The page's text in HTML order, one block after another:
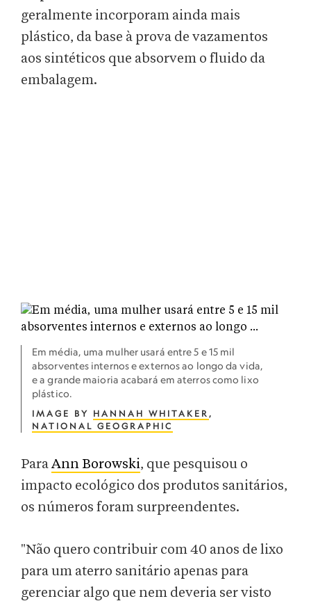
geralmente incorporam ainda mais
plástico, da base à prova de vazamentos
aos sintéticos que absorvem o fluido da
embalagem.
Em média, uma mulher usará entre 5 e 15 mil
absorventes internos e externos ao longo da vida,
e a grande maioria acabará em aterros como lixo
plástico.
IMAGE BY HANNAH WHITAKER ,
NATIONAL GEOGRAPHIC
ParaAnn Borowski, que pesquisou o
impacto ecológico dos produtos sanitários,
os números foram surpreendentes.
"Não quero contribuir com 40 anos de lixo
para um aterro sanitário apenas para
gerenciar algo que nem deveria ser visto